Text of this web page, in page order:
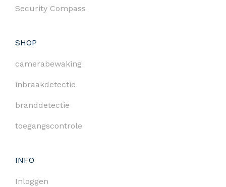
Security Compass
SHOP
camerabewaking
inbraakdetectie
branddetectie
toegangscontrole
INFO
Inloggen